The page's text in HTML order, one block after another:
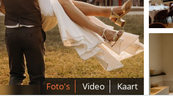
Foto's Video Kaart